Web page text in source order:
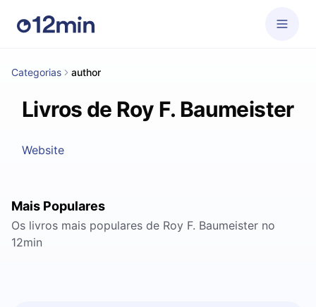
Categorias author
Livros de Roy F. Baumeister
Website
Mais Populares
Os livros mais populares de Roy F. Baumeister no
12min